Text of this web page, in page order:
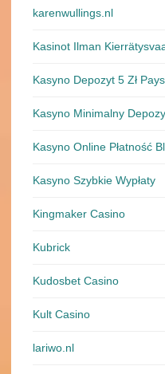
karenwullings.nl
Kasinot Ilman
Kasyno Depozyt 5 Zł
Kasyno Minimalny
Kasyno Online Płatność
Kasyno Szybkie Wypłaty
Kingmaker Casino
Kubrick
Kudosbet Casino
Kult Casino
lariwo.nl